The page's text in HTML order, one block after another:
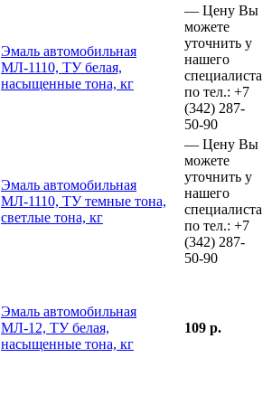
Эмаль автомобильная
МЛ-1110, ТУ белая,
насыщенные тона, кг
— Цену Вы
можете
уточнить у
нашего
специалиста
по тел.: +7
(342) 287-
50-90
Эмаль автомобильная
МЛ-1110, ТУ темные тона,
светлые тона, кг
— Цену Вы
можете
уточнить у
нашего
специалиста
по тел.: +7
(342) 287-
50-90
Эмаль автомобильная
МЛ-12, ТУ белая,
насыщенные тона, кг
109 р.